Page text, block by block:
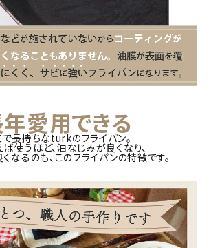
愛用できる
長持ちなturkのフライパン。
使うほど、油なじみが良くなり、
なるのも、このフライパンの特徴です。